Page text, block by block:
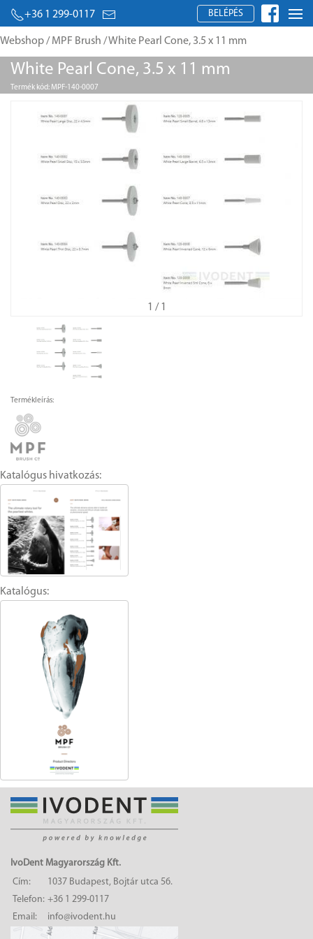
+36 1 299-0117 BELÉPÉS
Webshop/ MPF Brush / White Pearl Cone, 3.5 x 11 mm
White Pearl Cone, 3.5 x 11 mm
Termék kód: MPF-140-0007
1 / 1
Termékleírás:
Katalógus hivatkozás:
Katalógus:
IvoDent Magyarország Kft.
Cím:
1037 Budapest, Bojtár utca 56.
Telefon: +36 1 299-0117
Email:
info@ivodent.hu